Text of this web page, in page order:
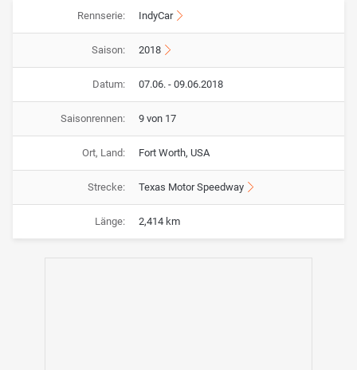
Rennserie: IndyCar
Saison: 2018
Datum: 07.06. - 09.06.2018
Saisonrennen: 9 von 17
Ort, Land: Fort Worth, USA
Strecke: Texas Motor Speedway
Länge: 2,414 km